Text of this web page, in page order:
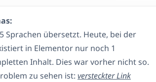
Sprachen übersetzt. Heute, bei der
in Elementor nur noch 1
Inhalt. Dies war vorher nicht so.
zu sehen ist: versteckter Link